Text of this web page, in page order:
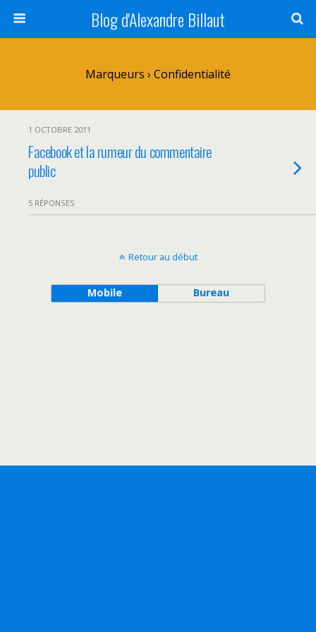
Blog d'Alexandre Billaut
Marqueurs › Confidentialité
1 OCTOBRE 2011
Facebook et la rumeur du commentaire
public
5 RÉPONSES
Retour au début
Mobile Bureau